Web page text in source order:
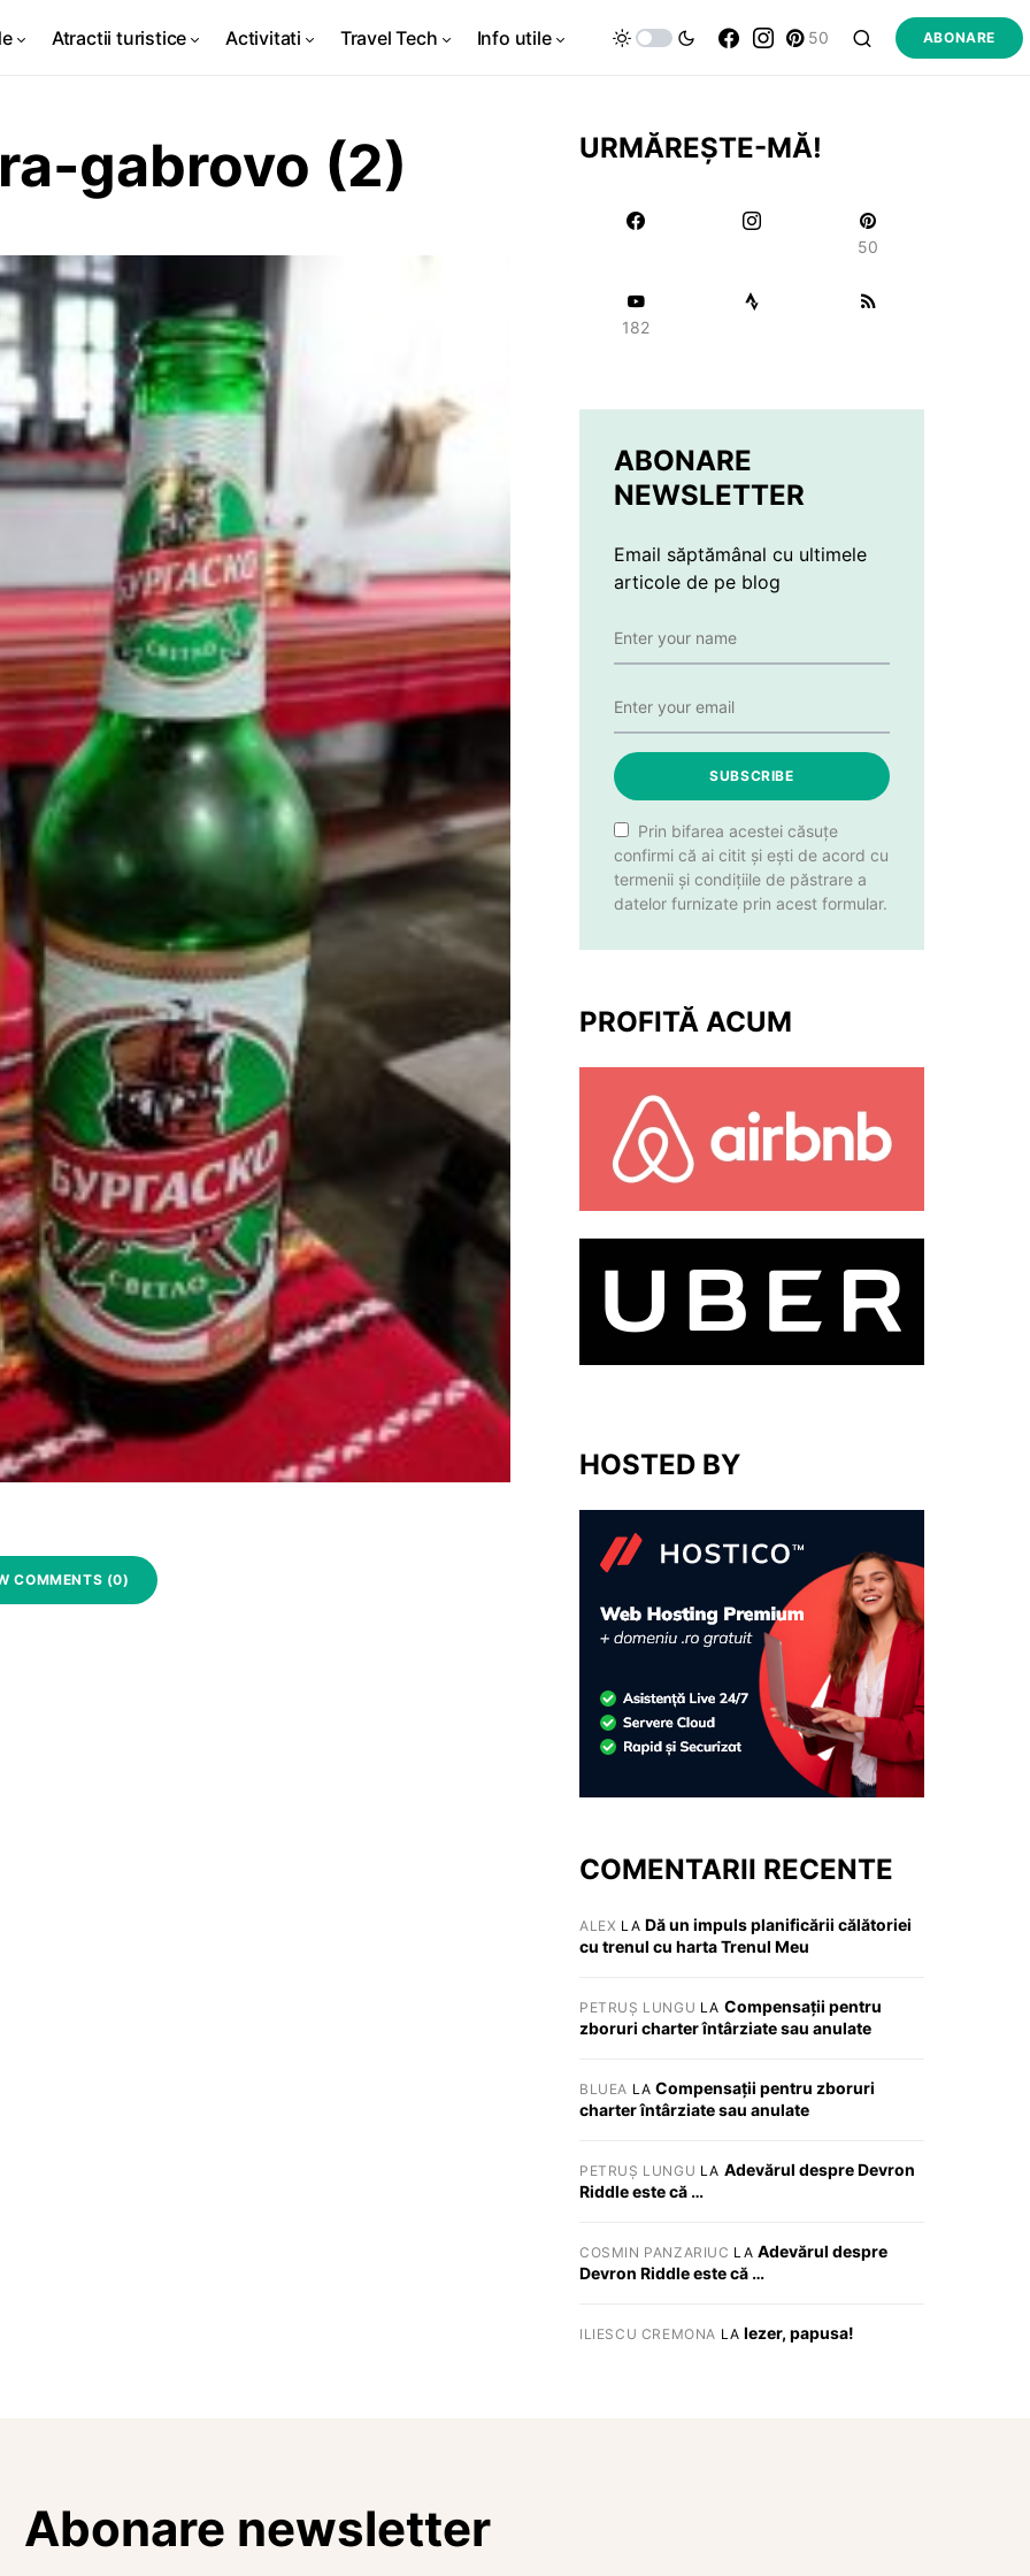
Atractii turistice Activitati Travel Tech Info utile 50 ABONARE
gabrovo (2)
COMMENTS (0)
URMĂREȘTE-MĂ!
50
182
ABONARE
NEWSLETTER
Email săptămânal cu ultimele
articole de pe blog
SUBSCRIBE
Prin bifarea acestei căsuțe
confirmi că ai citit și ești de acord cu
termenii și condițiile de păstrare a
datelor furnizate prin acest formular.
PROFITĂ ACUM
HOSTED BY
COMENTARII RECENTE
ALEX LA Dă un impuls planificării călătoriei
cu trenul cu harta Trenul Meu
PETRUȘ LUNGU LA Compensații pentru
zboruri charter întârziate sau anulate
BLUEA LACompensații pentru zboruri
charter întârziate sau anulate
PETRUȘ LUNGU LA Adevărul despre Devron
Riddle este că …
COSMIN PANZARIUC LA Adevărul despre
Devron Riddle este că …
ILIESCU CREMONA LA Iezer, papusa!
Abonare newsletter